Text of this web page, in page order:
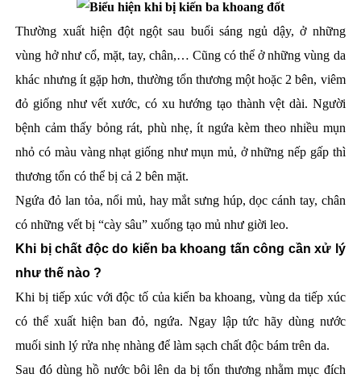
Thường xuất hiện đột ngột sau buổi sáng ngủ dậy, ở những
vùng hở như cổ, mặt, tay, chân,… Cũng có thể ở những vùng da
khác nhưng ít gặp hơn, thường tổn thương một hoặc 2 bên, viêm
đỏ giống như vết xước, có xu hướng tạo thành vệt dài. Người
bệnh cảm thấy bỏng rát, phù nhẹ, ít ngứa kèm theo nhiều mụn
nhỏ có màu vàng nhạt giống như mụn mủ, ở những nếp gấp thì
thương tổn có thể bị cả 2 bên mặt.
Ngứa đỏ lan tỏa, nổi mủ, hay mắt sưng húp, dọc cánh tay, chân
có những vết bị “cày sâu” xuống tạo mủ như giời leo.
Khi bị chất độc do kiến ba khoang tấn công cần xử lý
như thế nào ?
Khi bị tiếp xúc với độc tố của kiến ba khoang, vùng da tiếp xúc
có thể xuất hiện ban đỏ, ngứa. Ngay lập tức hãy dùng nước
muối sinh lý rửa nhẹ nhàng để làm sạch chất độc bám trên da.
Sau đó dùng hồ nước bôi lên da bị tổn thương nhằm mục đích